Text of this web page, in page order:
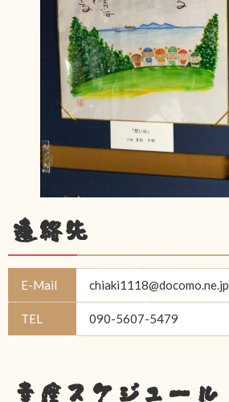
連絡先
E-Mail chiaki1118@docomo.ne.jp
TEL 090-5607-5479
幸座スケジュール